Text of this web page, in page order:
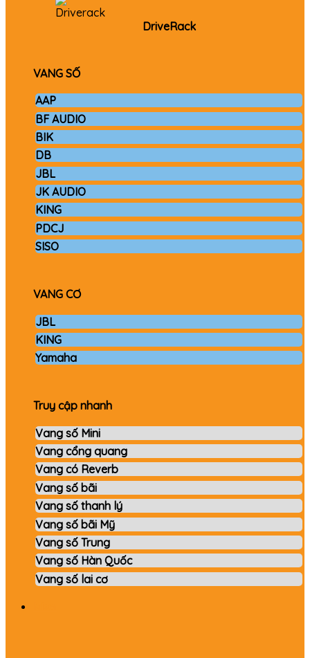
DriveRack
VANG SỐ
AAP
BF AUDIO
BIK
DB
JBL
JK AUDIO
KING
PDCJ
SISO
VANG CƠ
JBL
KING
Yamaha
Truy cập nhanh
Vang số Mini
Vang cổng quang
Vang có Reverb
Vang số bãi
Vang số thanh lý
Vang số bãi Mỹ
Vang số Trung
Vang số Hàn Quốc
Vang số lai cơ